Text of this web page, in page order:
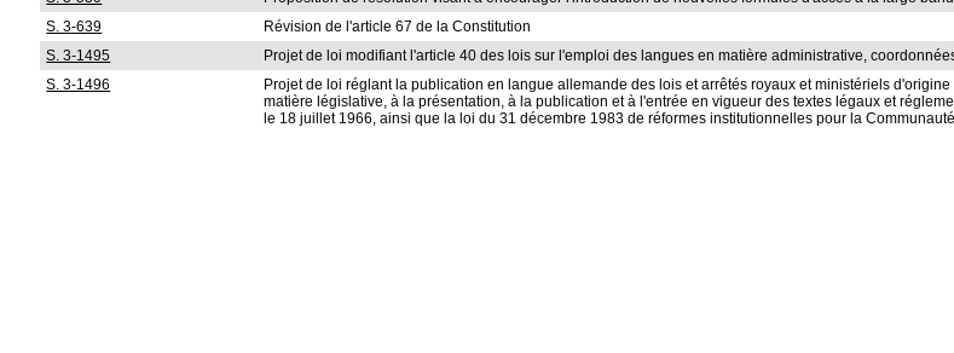
S. 3-639
Révision de l'article 67 de la Constitution
S. 3-1495
Projet de loi modifiant l'article 40 des lois sur l'emploi des langues en matière administrative,
S. 3-1496
Projet de loi réglant la publication en langue allemande des lois et arrêtés royaux et ministériels
matière législative, à la présentation, à la publication et à l'entrée en vigueur des textes légaux et
le 18 juillet 1966, ainsi que la loi du 31 décembre 1983 de réformes institutionnelles pour la